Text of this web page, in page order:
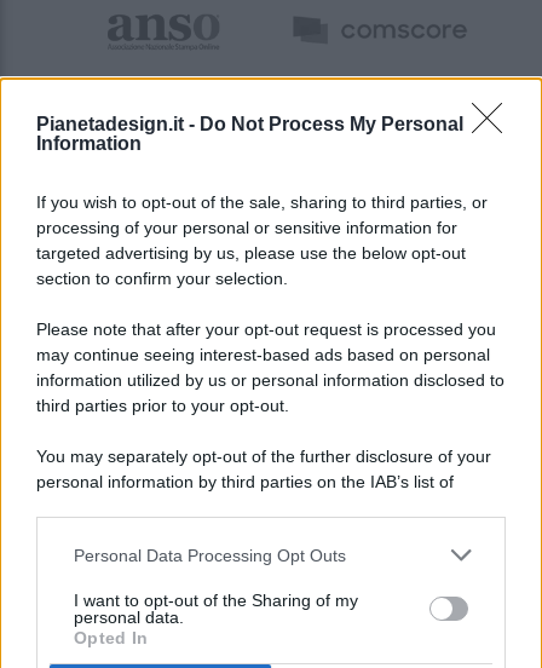
Pianetadesign.it - Do Not Process My Personal
Information
If you wish to opt-out of the sale, sharing to third parties, or
processing of your personal or sensitive information for
targeted advertising by us, please use the below opt-out
section to confirm your selection.
Please note that after your opt-out request is processed you
may continue seeing interest-based ads based on personal
information utilized by us or personal information disclosed to
third parties prior to your opt-out.
You may separately opt-out of the further disclosure of your
personal information by third parties on the IAB’s list of
This information may also be disclosed by us to third parties
disclose it to other third parties.
Personal Data Processing Opt Outs
I want to opt-out of the Sharing of my
personal data.
Opted In
© 2026 - Pianeta Design - P.IVA 04827280654 - Testata
Registrata Al Tribunale Di Nocera Inferiore N. 8/2020 - RG N.
ISCRIZIONE AL ROC N. 35792 – ISCRITTA ALL’ANSO
(ASSOCIAZIONE NAZIONALE STAMPA ONLINE)
PREFERENZE PRIVACY